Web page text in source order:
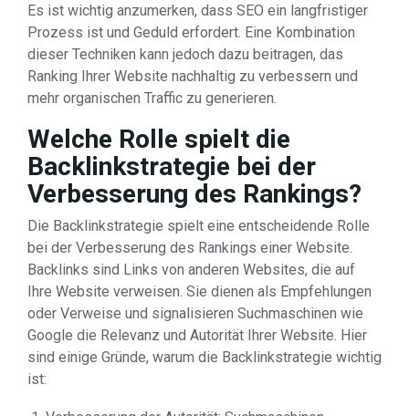
Es ist wichtig anzumerken, dass SEO ein langfristiger
Prozess ist und Geduld erfordert. Eine Kombination
dieser Techniken kann jedoch dazu beitragen, das
Ranking Ihrer Website nachhaltig zu verbessern und
mehr organischen Traffic zu generieren.
Welche Rolle spielt die
Backlinkstrategie bei der
Verbesserung des Rankings?
Die Backlinkstrategie spielt eine entscheidende Rolle
bei der Verbesserung des Rankings einer Website.
Backlinks sind Links von anderen Websites, die auf
Ihre Website verweisen. Sie dienen als Empfehlungen
oder Verweise und signalisieren Suchmaschinen wie
Google die Relevanz und Autorität Ihrer Website. Hier
sind einige Gründe, warum die Backlinkstrategie wichtig
ist: